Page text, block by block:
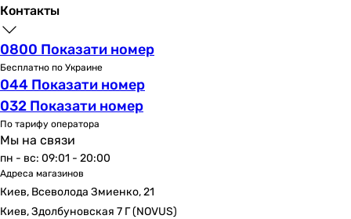
Контакты
0800 Показати номер
Бесплатно по Украине
044 Показати номер
032 Показати номер
По тарифу оператора
Мы на связи
пн - вс: 09:01 - 20:00
Адреса магазинов
Киев, Всеволода Змиенко, 21
Киев, Здолбуновская 7 Г (NOVUS)